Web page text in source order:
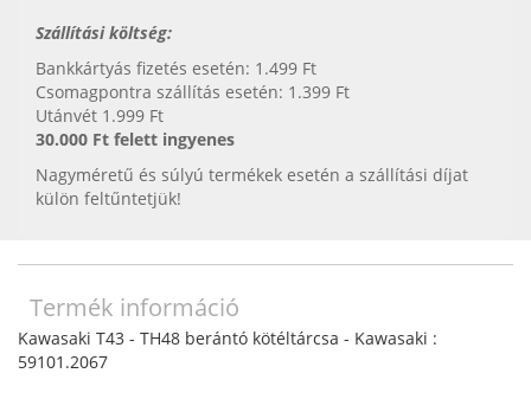
Szállítási költség:
Bankkártyás fizetés esetén: 1.499 Ft
Csomagpontra szállítás esetén: 1.399 Ft
Utánvét 1.999 Ft
30.000 Ft felett ingyenes
Nagyméretű és súlyú termékek esetén a szállítási díjat
külön feltűntetjük!
Termék információ
Kawasaki T43 - TH48 berántó kötéltárcsa - Kawasaki :
59101.2067